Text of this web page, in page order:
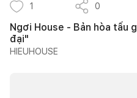
1 0
Ngơi House - Bản hòa tấu
đại"
HIEUHOUSE